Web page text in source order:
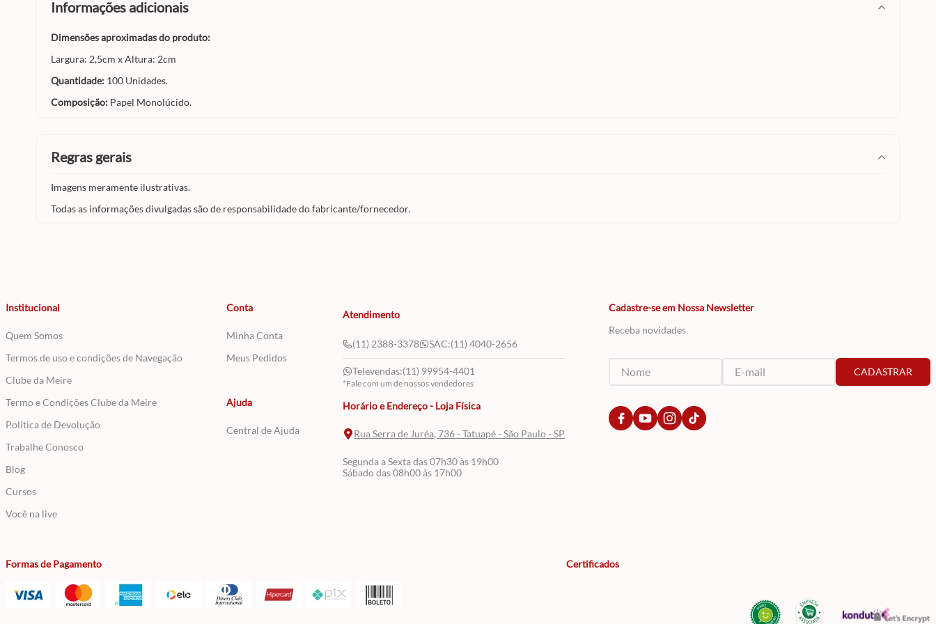
informações adicionais
Dimensões aproximadas do produto:
Largura: 2,5cm x Altura: 2cm
Quantidade: 100 Unidades.
Composição: Papel Monolúcido.
regras gerais
Imagens meramente ilustrativas.
Todas as informações divulgadas são de responsabilidade do fabricante/fornecedor.
Institucional
Quem Somos
Termos de uso e condições de Navegação
Clube da Meire
Termo e Condições Clube da Meire
Política de Devolução
Trabalhe Conosco
Blog
Cursos
Você na live
Conta
Minha Conta
Meus Pedidos
Ajuda
Central de Ajuda
Atendimento
(11) 2388-3378 SAC:(11) 4040-2656
Televendas:(11) 99954-4401
*Fale com um de nossos vendedores
Horário e Endereço - Loja Física
Rua Serra de Juréa, 736 - Tatuapé - São Paulo - SP
Segunda a Sexta das 07h30 às 19h00
Sábado das 08h00 às 17h00
Cadastre-se em Nossa Newsletter
Receba novidades
CADASTRAR
Formas de Pagamento Certificados